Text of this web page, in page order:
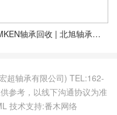
TIMKEN轴承回收 | 北旭轴承正规资质，安全交易，放心选择
超轴承有限公司) TEL:162-
参考，以线下沟通协议为准
技术支持:番木网络